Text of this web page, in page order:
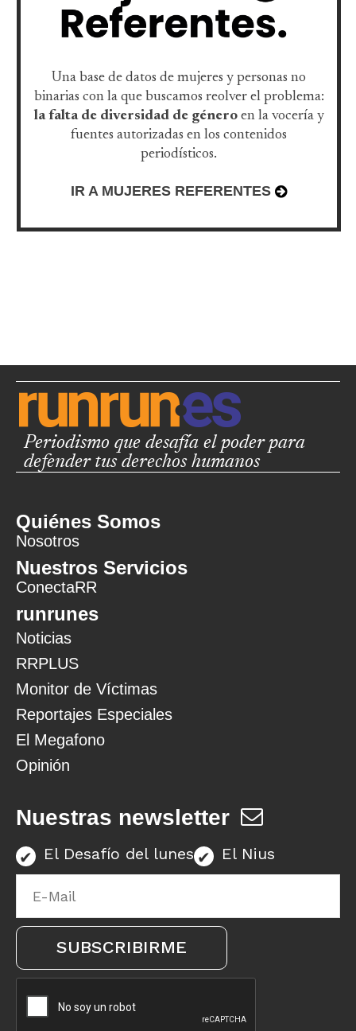
Una base de datos de mujeres y personas no
binarias con la que buscamos reolver el problema:
la falta de diversidad de género en la vocería y
fuentes autorizadas en los contenidos
periodísticos.
IR A MUJERES REFERENTES
Periodismo que desafía el poder para
defender tus derechos humanos
Quiénes Somos
Nosotros
Nuestros Servicios
ConectaRR
runrunes
Noticias
RRPLUS
Monitor de Víctimas
Reportajes Especiales
El Megafono
Opinión
Nuestras newsletter
El Desafío del lunes El Nius